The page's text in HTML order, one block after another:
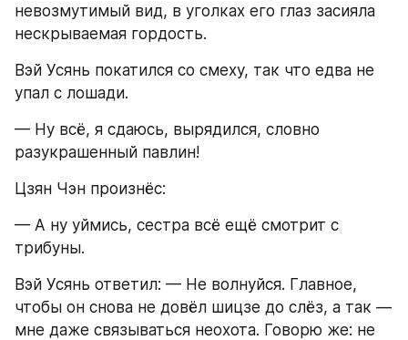
невозмутимый вид, в уголках его глаз засияла
нескрываемая гордость.
Вэй Усянь покатился со смеху, так что едва не
упал с лошади.
— Ну всё, я сдаюсь, вырядился, словно
разукрашенный павлин!
Цзян Чэн произнёс:
— А ну уймись, сестра всё ещё смотрит с
трибуны.
Вэй Усянь ответил: — Не волнуйся. Главное,
чтобы он снова не довёл шицзе до слёз, а так —
мне даже связываться неохота. Говорю же: не